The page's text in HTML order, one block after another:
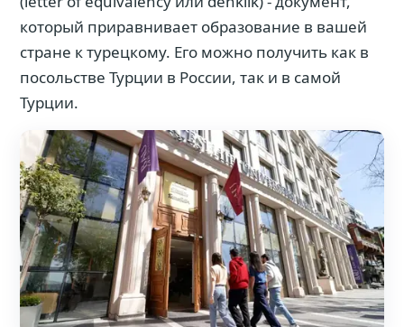
который приравнивает образование в вашей
стране к турецкому. Его можно получить как в
посольстве Турции в России, так и в самой
Турции.